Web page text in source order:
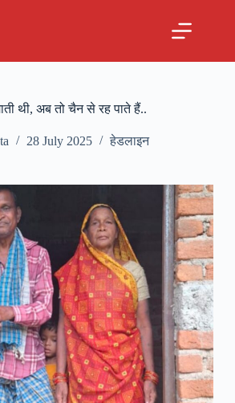
थी, अब तो चैन से रह पाते हैं..
28 July 2025 हेडलाइन